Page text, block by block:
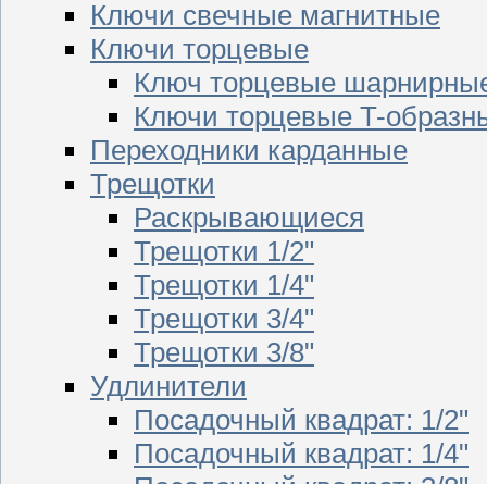
Ключи свечные магнитные
Ключи торцевые
Ключ торцевые
Ключи торцевые T-
Переходники карданные
Трещотки
Раскрывающиеся
Трещотки 1/2"
Трещотки 1/4"
Трещотки 3/4"
Трещотки 3/8"
Удлинители
Посадочный квадрат: 1/2"
Посадочный квадрат: 1/4"